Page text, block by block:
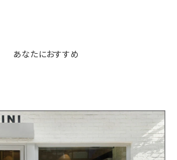
あなたにおすすめ